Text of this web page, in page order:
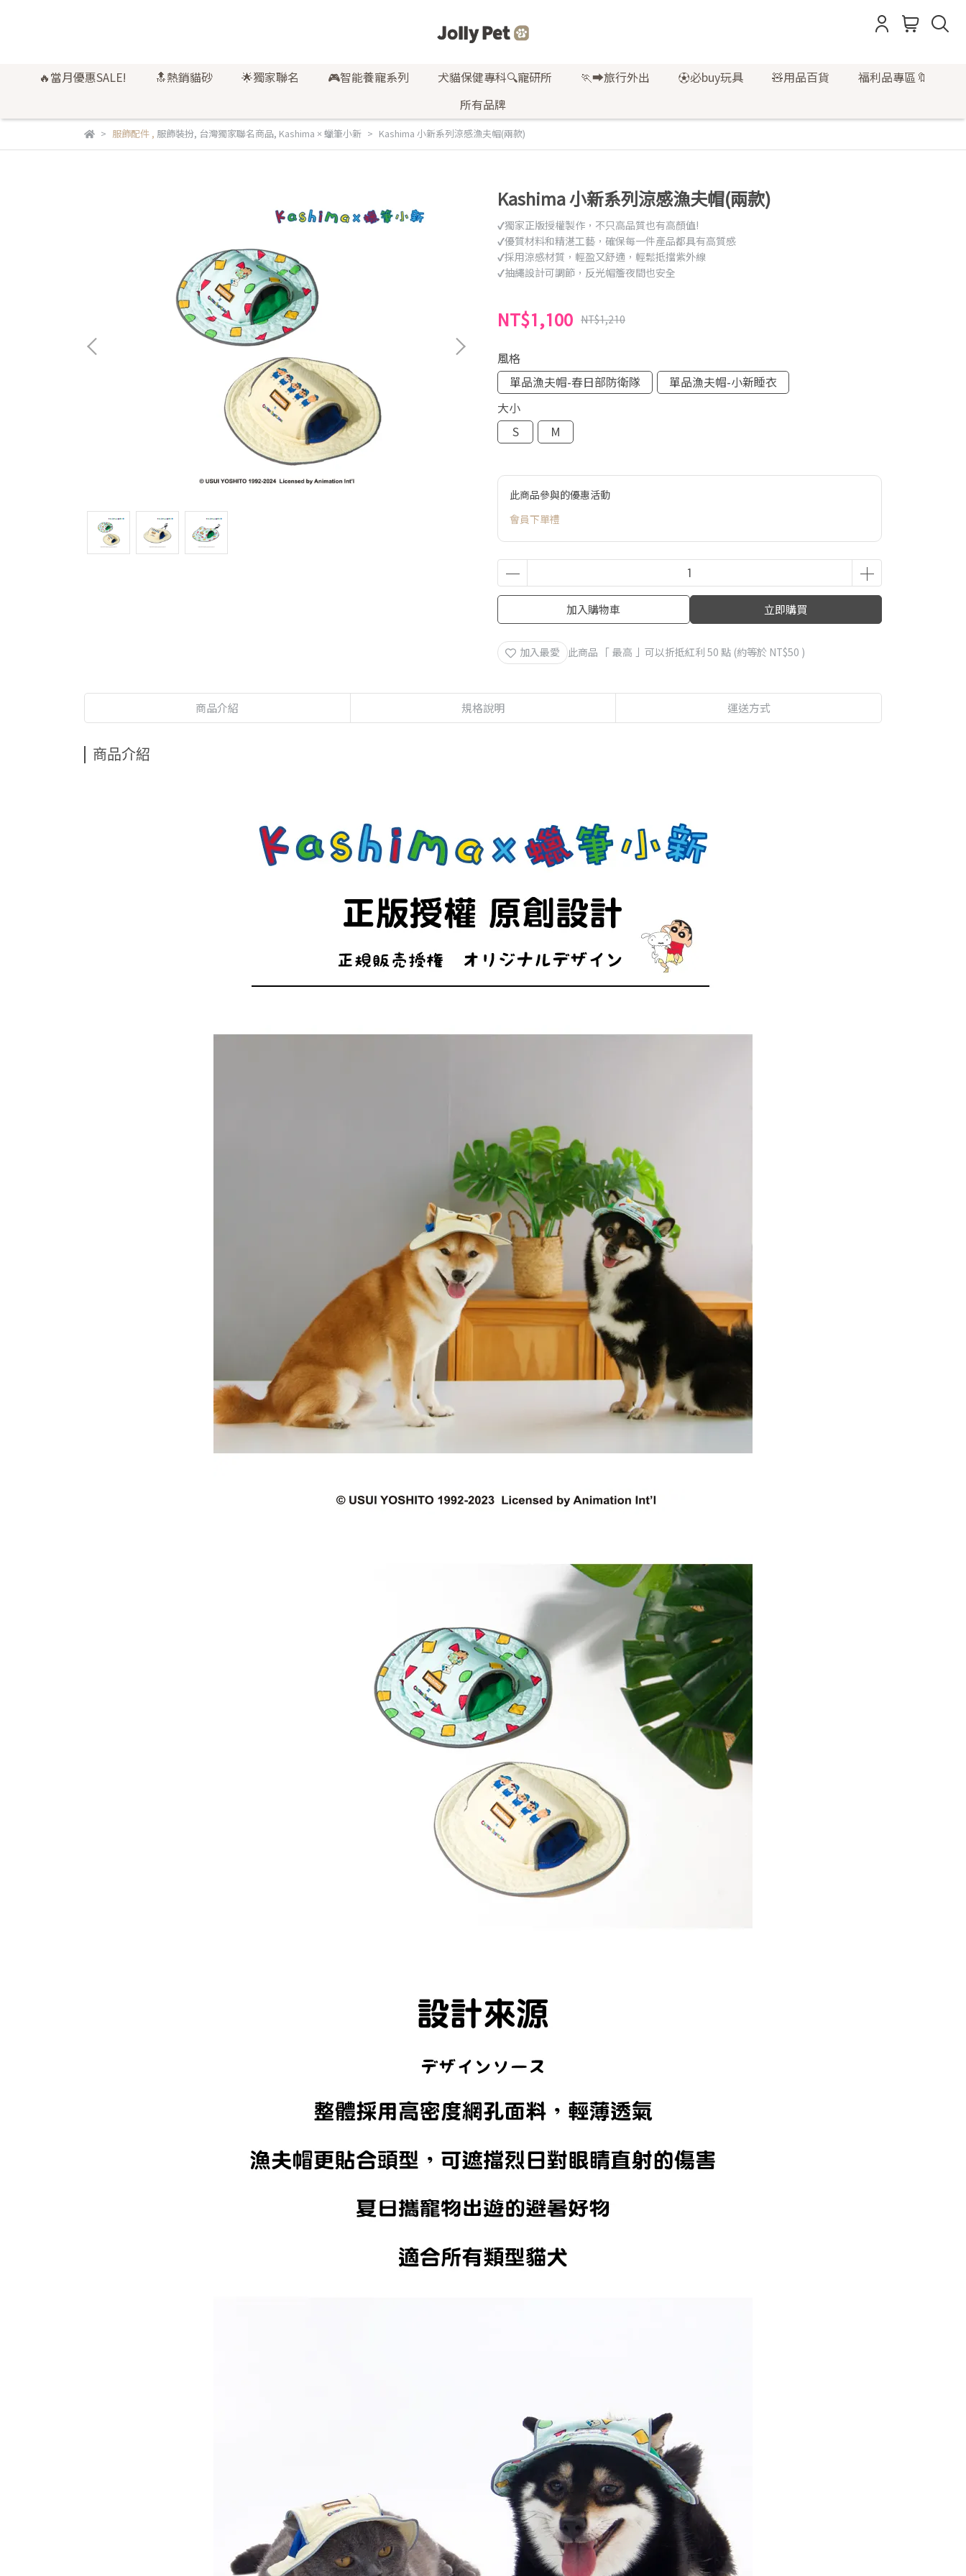
🔥當月優惠SALE! 🔝熱銷貓砂 🌟獨家聯名 🎮智能養寵系列 犬貓保健專科🔍寵研所 🏃‍➡️旅行外出 ⚽必buy玩具 🧸用品百貨
福利品專區🔖
所有品牌
服飾配件, 服飾裝扮, 台灣獨家聯名商品, Kashima × 蠟筆小新 Kashima 小新系列涼感漁夫帽(兩款)
Kashima 小新系列涼感漁夫帽(兩款)
✔獨家正版授權製作，不只高品質也有高顏值!
✔優質材料和精湛工藝，確保每一件產品都具有高質感
✔採用涼感材質，輕盈又舒適，輕鬆抵擋紫外線
✔抽繩設計可調節，反光帽簷夜間也安全
NT$1,100 NT$1,210
風格
單品漁夫帽-春日部防衛隊
單品漁夫帽-小新睡衣
大小
S
M
此商品參與的優惠活動
會員下單禮
加入購物車 立即購買
加入最愛 此商品 「 最高 」可以折抵紅利 50 點 (約等於 NT$50 )
商品介紹 規格說明 運送方式
商品介紹